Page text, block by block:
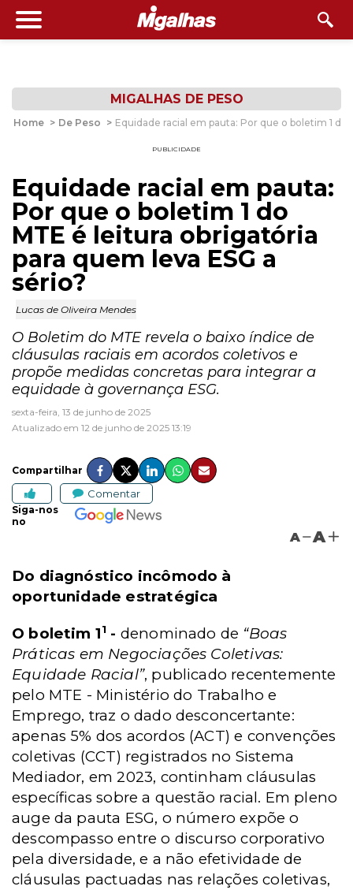
MIGALHAS DE PESO
Home > De Peso > Equidade racial em pauta: Por que o boletim 1
PUBLICIDADE
Equidade racial em pauta:
Por que o boletim 1 do
MTE é leitura obrigatória
para quem leva ESG a
sério?
Lucas de Oliveira Mendes
O Boletim do MTE revela o baixo índice de
cláusulas raciais em acordos coletivos e
propõe medidas concretas para integrar a
equidade à governança ESG.
sexta-feira, 13 de junho de 2025
Atualizado em 12 de junho de 2025 13:19
Compartilhar
Comentar
Siga-nos
no
A A
Do diagnóstico incômodo à
oportunidade estratégica
O boletim 11 - denominado de “Boas
Práticas em Negociações Coletivas:
Equidade Racial”, publicado recentemente
pelo MTE - Ministério do Trabalho e
Emprego, traz o dado desconcertante:
apenas 5% dos acordos (ACT) e convenções
coletivas (CCT) registrados no Sistema
Mediador, em 2023, continham cláusulas
específicas sobre a questão racial. Em pleno
auge da pauta ESG, o número expõe o
descompasso entre o discurso corporativo
pela diversidade, e a não efetividade de
cláusulas pactuadas nas relações coletivas,